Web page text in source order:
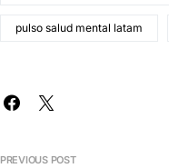
pulso salud mental latam
PREVIOUS POST